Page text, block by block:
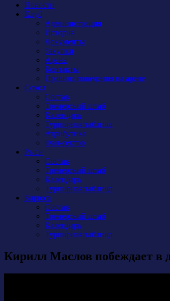
Новости
Клуб
Администрация
История
Документы
Закупки
Арена
Контакты
Правила поведения на арене
Сокол
Состав
Тренерский штаб
Календарь
Турнирная таблица
Атрибутика
Фан-сектор
Рыси
Состав
Тренерский штаб
Календарь
Турнирная таблица
Бирюса
Состав
Тренерский штаб
Календарь
Турнирная таблица
Кирилл Маслов побеждает в